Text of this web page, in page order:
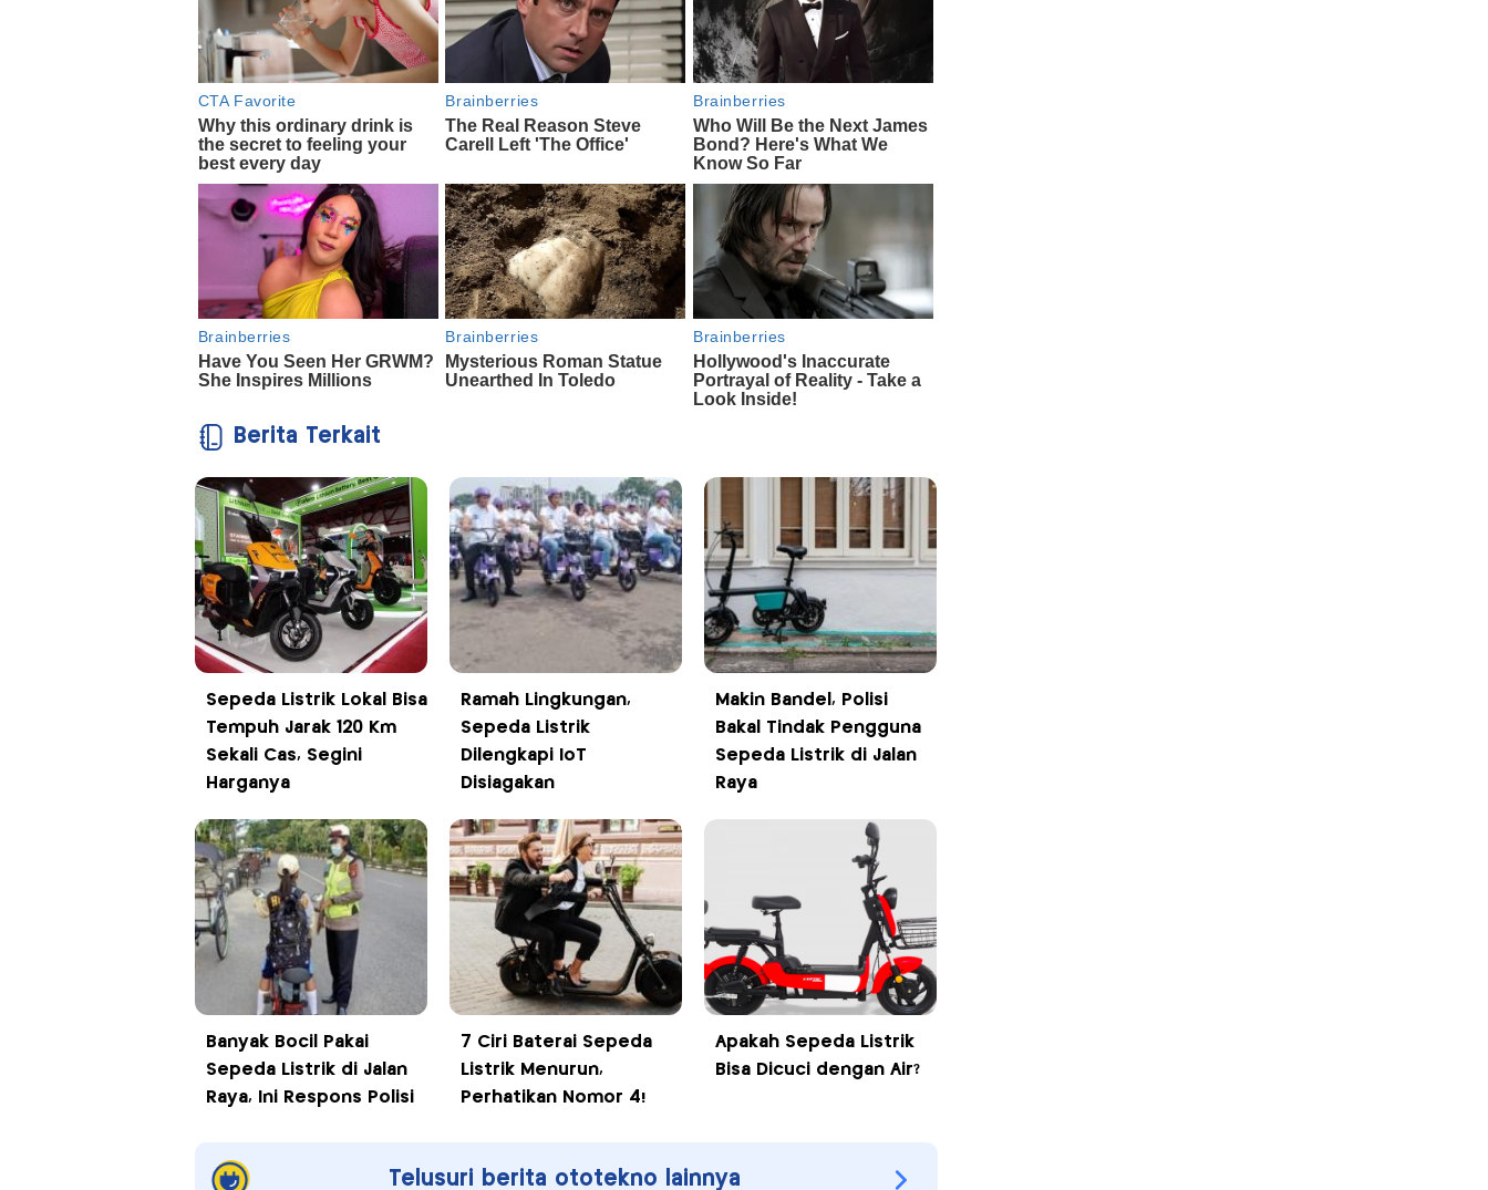
Berita Terkait
Sepeda Listrik Lokal Bisa
Tempuh Jarak 120 Km
Sekali Cas, Segini
Harganya
Ramah Lingkungan,
Sepeda Listrik
Dilengkapi IoT
Disiagakan
Makin Bandel, Polisi
Bakal Tindak Pengguna
Sepeda Listrik di Jalan
Raya
Banyak Bocil Pakai
Sepeda Listrik di Jalan
Raya, Ini Respons Polisi
7 Ciri Baterai Sepeda
Listrik Menurun,
Perhatikan Nomor 4!
Apakah Sepeda Listrik
Bisa Dicuci dengan Air?
Telusuri berita ototekno lainnya